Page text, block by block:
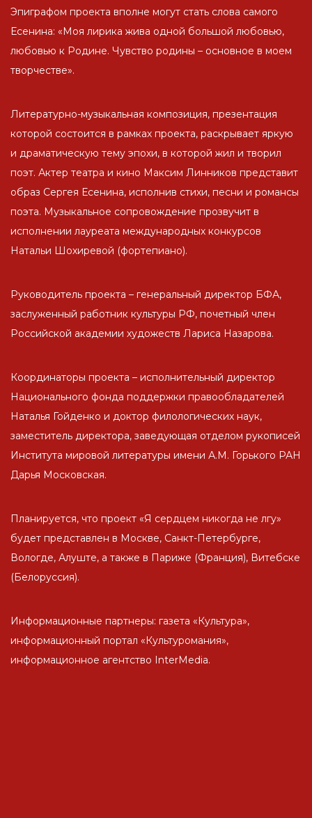
Эпиграфом проекта вполне могут стать слова самого
Есенина: «Моя лирика жива одной большой любовью,
любовью к Родине. Чувство родины – основное в моем
творчестве».
Литературно-музыкальная композиция, презентация
которой состоится в рамках проекта, раскрывает яркую
и драматическую тему эпохи, в которой жил и творил
поэт. Актер театра и кино Максим Линников представит
образ Сергея Есенина, исполнив стихи, песни и романсы
поэта. Музыкальное сопровождение прозвучит в
исполнении лауреата международных конкурсов
Натальи Шохиревой (фортепиано).
Руководитель проекта – генеральный директор БФА,
заслуженный работник культуры РФ, почетный член
Российской академии художеств Лариса Назарова.
Координаторы проекта – исполнительный директор
Национального фонда поддержки правообладателей
Наталья Гойденко и доктор филологических наук,
заместитель директора, заведующая отделом рукописей
Института мировой литературы имени А.М. Горького РАН
Дарья Московская.
Планируется, что проект «Я сердцем никогда не лгу»
будет представлен в Москве, Санкт-Петербурге,
Вологде, Алуште, а также в Париже (Франция), Витебске
(Белоруссия).
Информационные партнеры: газета «Культура»,
информационный портал «Культуромания»,
информационное агентство InterMedia.